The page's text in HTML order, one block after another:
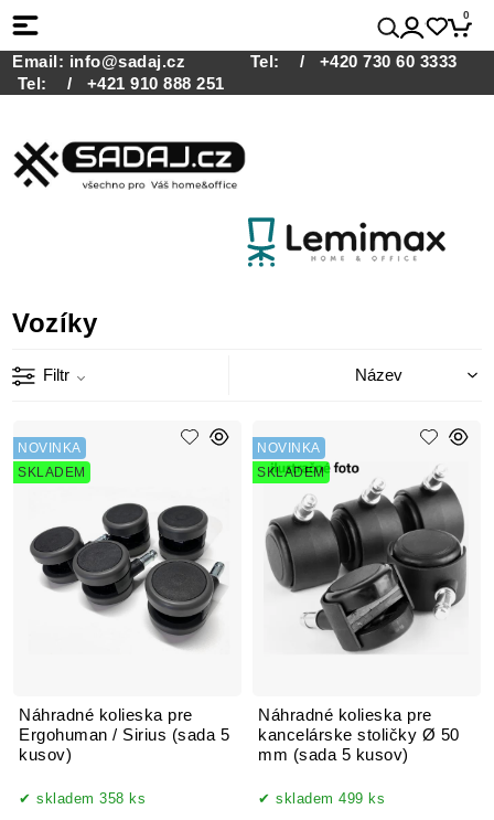
0
Email: info@sadaj.cz Tel:
/ +420 730 60 3333
Tel:
/ +421 910 888 251
Vozíky
Filtr
Náhradné kolieska pre
Ergohuman / Sirius (sada 5
kusov)
NOVINKA
SKLADEM
skladem 358 ks
Náhradné kolieska pre
kancelárske stoličky Ø 50
mm (sada 5 kusov)
NOVINKA
SKLADEM
skladem 499 ks